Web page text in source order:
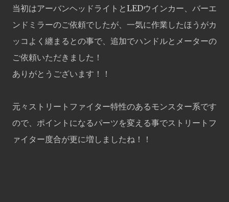
当初はアーバンヘッドライトとLEDウインカー、バーエ
ンドミラーのご依頼でしたが、一気に作業したほうがカ
ッコよく纏まるとの事で、追加でハンドルとメーターの
ご依頼いただきました！
ありがとうございます！！
元々ストリートファイター特性のあるモンスター系です
ので、ポイントになるパーツを変える事でストリートフ
ァイター度合が更に増しましたね！！